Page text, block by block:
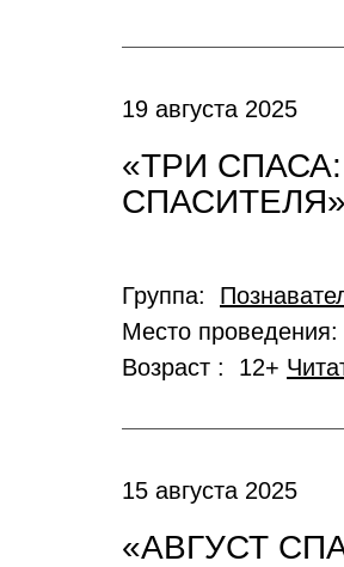
19 августа 2025
«ТРИ
СПАСИТЕЛЯ»
Группа:
Место
Возраст : 12+
15 августа 2025
«АВГУСТ